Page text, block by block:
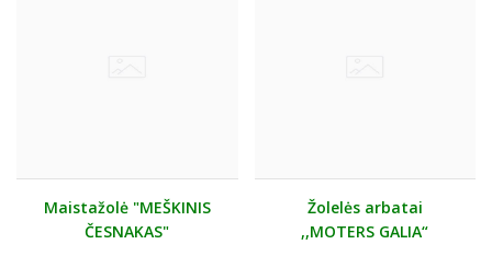
Maistažolė "MEŠKINIS
ČESNAKAS"
Žolelės arbatai
,,MOTERS GALIA“